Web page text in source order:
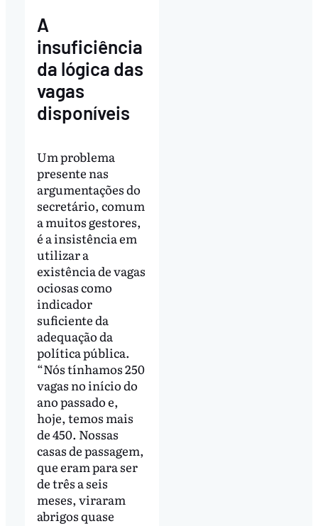
A
insuficiência
da lógica das
vagas
disponíveis
Um problema
presente nas
argumentações do
secretário, comum
a muitos gestores,
é a insistência em
utilizar a
existência de vagas
ociosas como
indicador
suficiente da
adequação da
política pública.
“Nós tínhamos 250
vagas no início do
ano passado e,
hoje, temos mais
de 450. Nossas
casas de passagem,
que eram para ser
de três a seis
meses, viraram
abrigos quase